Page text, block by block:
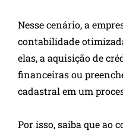
Nesse cenário, a
contabilidade
elas, a aquisição de
financeiras ou
cadastral em um
Por isso, saiba que ao